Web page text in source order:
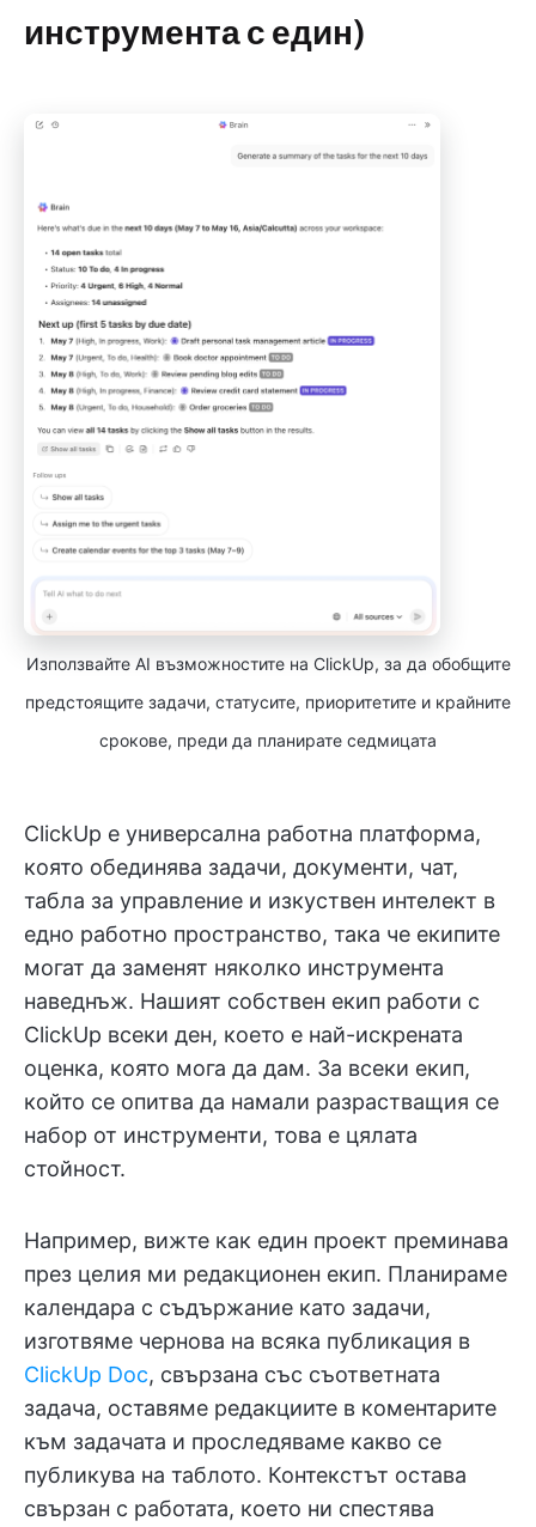
инструмента с един)
Използвайте AI възможностите на ClickUp, за да обобщите
предстоящите задачи, статусите, приоритетите и крайните
срокове, преди да планирате седмицата
ClickUp е универсална работна платформа,
която обединява задачи, документи, чат,
табла за управление и изкуствен интелект в
едно работно пространство, така че екипите
могат да заменят няколко инструмента
наведнъж. Нашият собствен екип работи с
ClickUp всеки ден, което е най-искрената
оценка, която мога да дам. За всеки екип,
който се опитва да намали разрастващия се
набор от инструменти, това е цялата
стойност.
Например, вижте как един проект преминава
през целия ми редакционен екип. Планираме
календара с съдържание като задачи,
изготвяме чернова на всяка публикация в
ClickUp Doc, свързана със съответната
задача, оставяме редакциите в коментарите
към задачата и проследяваме какво се
публикува на таблото. Контекстът остава
свързан с работата, което ни спестява